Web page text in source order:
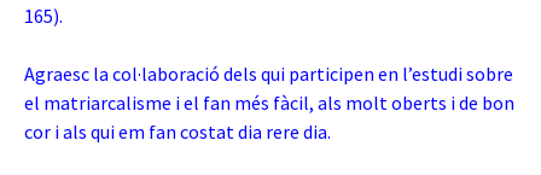
165).
Agraesc la col·laboració dels qui participen en l’estudi sobre
el matriarcalisme i el fan més fàcil, als molt oberts i de bon
cor i als qui em fan costat dia rere dia.